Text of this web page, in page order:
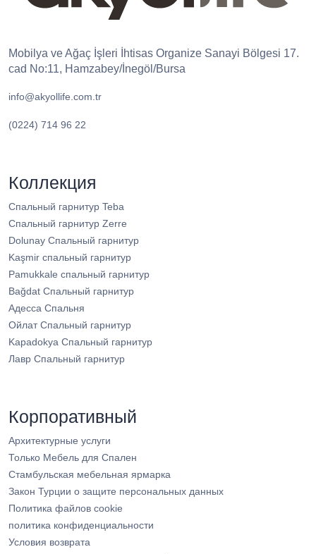
Mobilya ve Ağaç İşleri İhtisas Organize Sanayi Bölgesi 17.
cad No:11, Hamzabey/İnegöl/Bursa
info@akyollife.com.tr
(0224) 714 96 22
Коллекция
Спальный гарнитур Teba
Спальный гарнитур Zerre
Dolunay Спальный гарнитур
Kaşmir спальный гарнитур
Pamukkale спальный гарнитур
Bağdat Спальный гарнитур
Адесса Спальня
Ойлат Спальный гарнитур
Kapadokya Спальный гарнитур
Лавр Спальный гарнитур
Корпоративный
Архитектурные услуги
Только Мебель для Спален
Стамбульская мебельная ярмарка
Закон Турции о защите персональных данных
Политика файлов cookie
политика конфиденциальности
Условия возврата